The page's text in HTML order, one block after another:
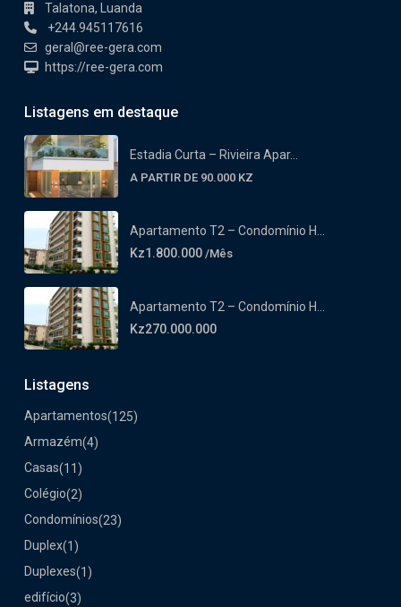
Talatona, Luanda
+244.945117616
geral@ree-gera.com
https://ree-gera.com
Listagens em destaque
Estadia Curta – Rivieira Apar...
A PARTIR DE 90.000 KZ
Apartamento T2 – Condomínio H...
Kz1.800.000 /Mês
Apartamento T2 – Condomínio H...
Kz270.000.000
Listagens
Apartamentos(125)
Armazém(4)
Casas(11)
Colégio(2)
Condomínios(23)
Duplex(1)
Duplexes(1)
edifício(3)